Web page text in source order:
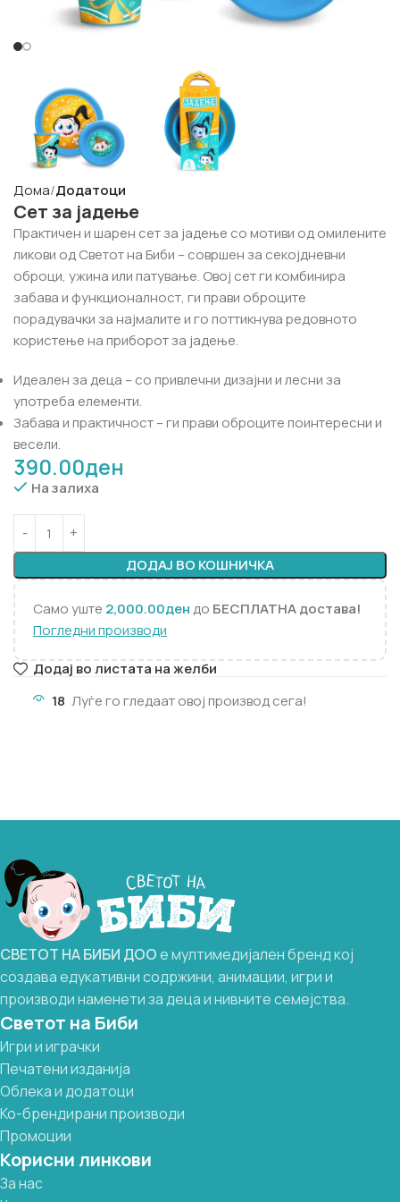
Дома Додатоци
Сет за јадење
Практичен и шарен сет за јадење со мотиви од омилените
ликови од Светот на Биби – совршен за секојдневни
оброци, ужина или патување. Овој сет ги комбинира
забава и функционалност, ги прави оброците
порадувачки за најмалите и го поттикнува редовното
користење на приборот за јадење.
Идеален за деца – со привлечни дизајни и лесни за
употреба елементи.
Забава и практичност – ги прави оброците поинтересни и
весели.
390.00ден
На залиха
ДОДАЈ ВО КОШНИЧКА
Само уште 2,000.00дендо БЕСПЛАТНА достава!
Погледни производи
Додај во листата на желби
18 Луѓе го гледаат овој производ сега!
СВЕТОТ НАБИБИ ДООе мултимедијален бренд кој
создава едукативни содржини, анимации, игри и
производи наменети за деца и нивните семејства.
Светот на Биби
Игри и играчки
Печатени изданија
Облека и додатоци
Ко-брендирани производи
Промоции
Корисни линкови
За нас